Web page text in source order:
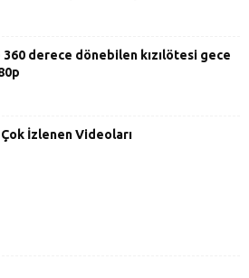
derece dönebilen kızılötesi gece
Çok İzlenen Videoları